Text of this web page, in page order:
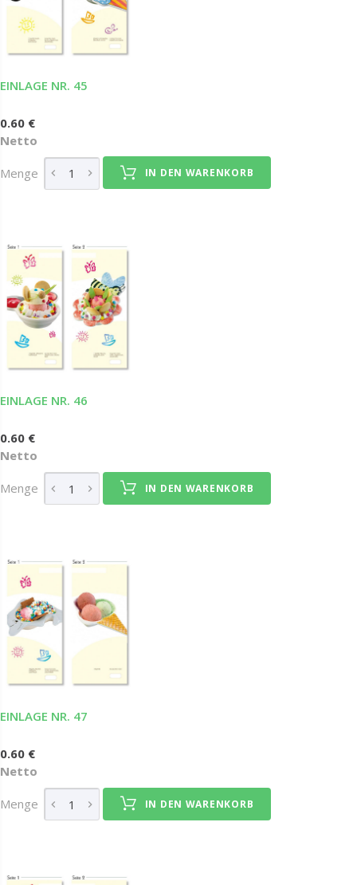
EINLAGE NR. 45
0.60 €
Netto
Menge IN DEN WARENKORB
EINLAGE NR. 46
0.60 €
Netto
Menge IN DEN WARENKORB
EINLAGE NR. 47
0.60 €
Netto
Menge IN DEN WARENKORB